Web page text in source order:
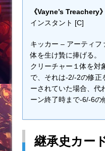
《Vayne’s Treachery》
インスタント [C]
キッカー – アーティフ
体を生け贄に捧げる。
クリーチャー１体を対
で、それは-2/-2の修正
ーされていた場合、代
ーン終了時まで-6/-6の
継承史カー